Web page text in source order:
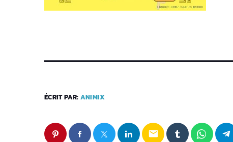
ÉCRIT PAR: ANIMIX
email